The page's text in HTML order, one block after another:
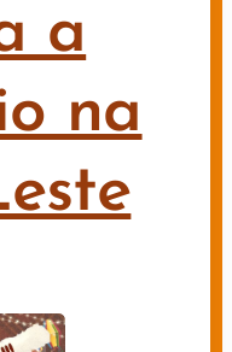
a
na